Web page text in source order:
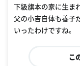
下級旗本の家に生ま
父の小吉自体も養子
いったわけですね。
こ